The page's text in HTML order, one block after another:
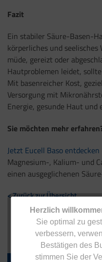
Herzlich
Sie optimal zu
verbessern,
Bestätigen des
stimmen Sie der
Fazit
Ein stabiler Säure-Basen-
körperliches und
müde, gereizt oder
Hautproblemen leidet,
Mit basenreicher Kost,
Versorgung mit
Energie, gesunde Haut
Sie möchten mehr
Jetzt Eucell Baso entdecken
Magnesium-, Kalium- und
einen ausgeglichenen
< Zurück zur Übersicht